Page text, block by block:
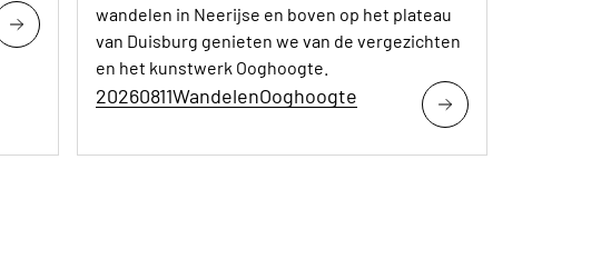
wandelen in Neerijse en boven op het plateau
van Duisburg genieten we van de vergezichten
en het kunstwerk Ooghoogte.
20260811WandelenOoghoogte